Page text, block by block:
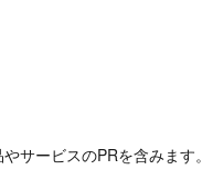
サービスのPRを含みます。